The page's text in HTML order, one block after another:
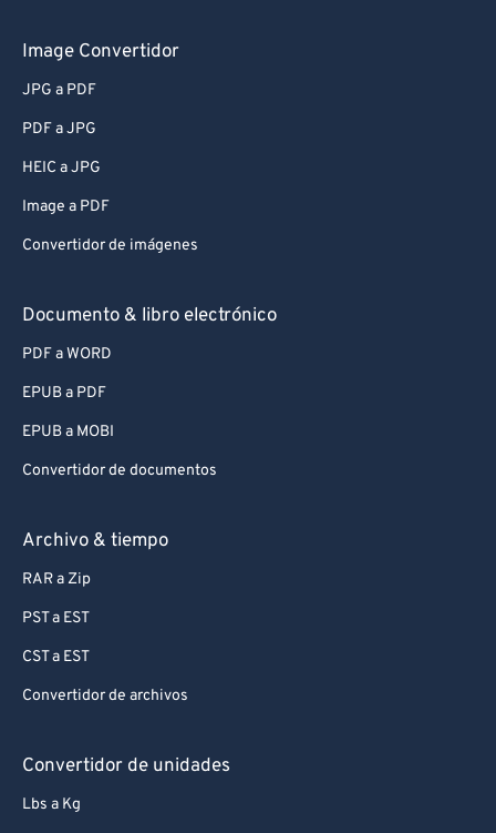
Image Convertidor
JPG a PDF
PDF a JPG
HEIC a JPG
Image a PDF
Convertidor de imágenes
Documento & libro electrónico
PDF a WORD
EPUB a PDF
EPUB a MOBI
Convertidor de documentos
Archivo & tiempo
RAR a Zip
PST a EST
CST a EST
Convertidor de archivos
Convertidor de unidades
Lbs a Kg